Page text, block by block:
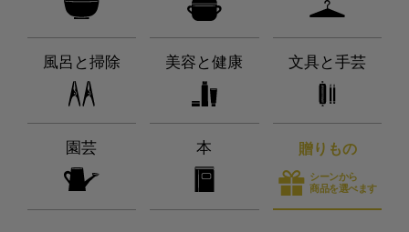
風呂と掃除 美容と健康 文具と手芸
園芸 本 贈りもの
シーンから
商品を選べます